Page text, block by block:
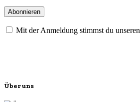
Mit der Anmeldung stimmst du unseren
Über uns